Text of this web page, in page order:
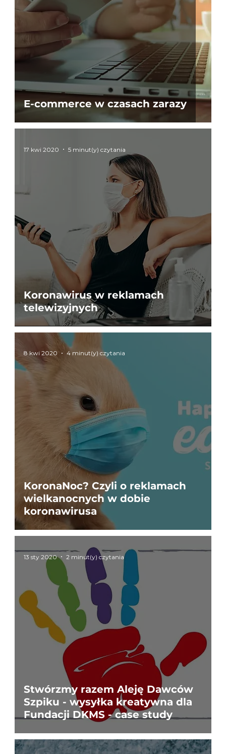
E-commerce w czasach zarazy
Koronawirus w reklamach
telewizyjnych
17 kwi 2020 5 minut(y) czytania
KoronaNoc? Czyli o reklamach
wielkanocnych w dobie
koronawirusa
8 kwi 2020 4 minut(y) czytania
Stwórzmy razem Aleję Dawców
Szpiku - wysyłka kreatywna dla
Fundacji DKMS - case study
13 sty 2020 2 minut(y) czytania